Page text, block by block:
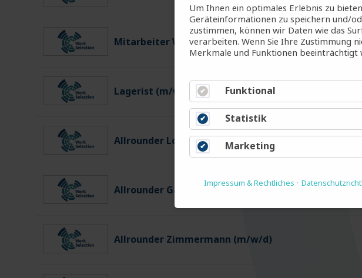
Mitarbeiter Warenein-/ausgang (m/w/d)
Lagerist (m/w/d)
Allrounder Logistiker (m/w/d)
Allrounder Gartenbau (m/w/d)
Allrounder Zimmermann (m/w/d)
Um Ihnen ein optimales Erlebnis zu
Geräteinformationen zu speichern und/
zustimmen, können wir Daten wie das
verarbeiten. Wenn Sie Ihre Zustimmung
Merkmale und Funktionen beeinträchtigt
Funktional
Statistik
Marketing
Impressum & Rechtliches